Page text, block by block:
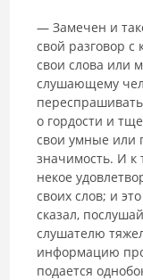
― Замечен и
свой разговор с
свои слова или
слушающему
о гордости и
свои умные или
значимость. И к
некое
своих слов; и
сказал,
слушателю
информацию
подается